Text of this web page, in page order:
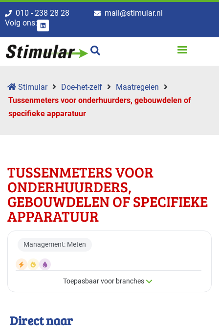
010 - 238 28 28
mail@stimular.nl
Volg ons:
Stimular Doe-het-zelf
Maatregelen
Tussenmeters voor onderhuurders, gebouwdelen of
specifieke apparatuur
TUSSENMETERS VOOR
ONDERHUURDERS,
GEBOUWDELEN OF SPECIFIEKE
APPARATUUR
Management: Meten
Toepasbaar voor branches
Toepasbaar voor branches
Direct naar